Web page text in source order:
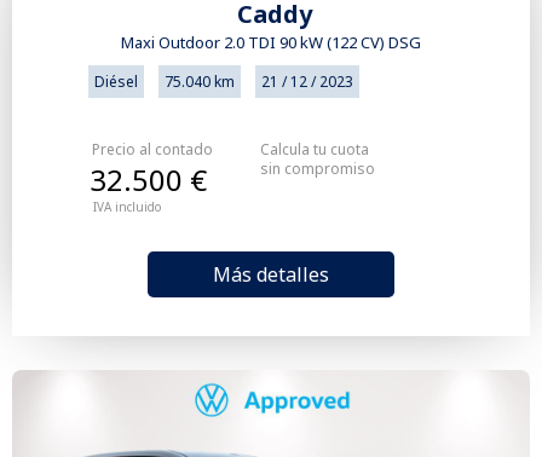
Caddy
Maxi Outdoor 2.0 TDI 90 kW (122 CV) DSG
Diésel 75.040 km 21 / 12 / 2023
Precio al contado
IVA incluido
32.500 €
Más detalles
Calcula tu cuota
sin compromiso